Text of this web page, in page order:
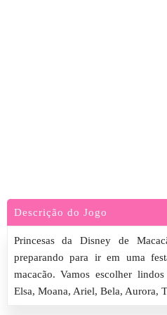
Descrição do Jogo
Princesas da Disney de
preparando para ir em uma
macacão. Vamos escolher
Elsa, Moana, Ariel, Bela, Aurora,